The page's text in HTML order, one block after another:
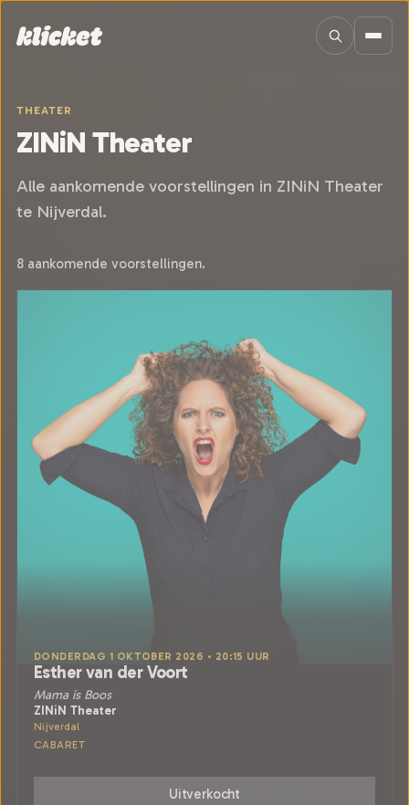
THEATER
ZINiN Theater
Alle aankomende voorstellingen in ZINiN Theater
te Nijverdal.
8 aankomende voorstellingen.
DONDERDAG 1 OKTOBER 2026 • 20:15 UUR
Esther van der Voort
Mama is Boos
ZINiN Theater
Nijverdal
CABARET
Uitverkocht